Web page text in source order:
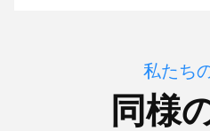
私たち
同様